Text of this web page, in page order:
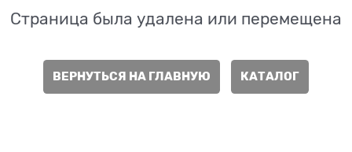
Страница была удалена или перемещена
ВЕРНУТЬСЯ НА ГЛАВНУЮ КАТАЛОГ